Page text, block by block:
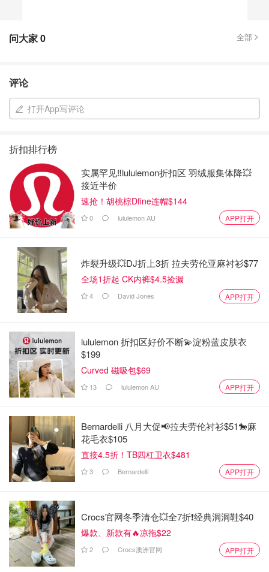
问大家0 全部
评论
打开App写评论
折扣排行榜
实属罕见‼️lululemon折扣区 羽绒服集体降💥
接近半价
速抢！胡桃棕Dfine连帽$144
0 lululemon AU APP打开
炸裂升级💥DJ折上3折 拉夫劳伦亚麻衬衫$77
全场1折起 CK内裤$4.5捡漏
4 David Jones APP打开
lululemon 折扣区好价不断💫淀粉蓝皮肤衣
$199
Curved 磁吸包$69
13 lululemon AU APP打开
Bernardelli 八月大促📢拉夫劳伦衬衫$51🐎麻
花毛衣$105
直接4.5折！TB四杠卫衣$481
3 Bernardelli APP打开
Crocs官网冬季清仓💥全7折❗经典洞洞鞋$40
爆款、新款有🔥凉拖$22
2 Crocs澳洲官网 APP打开